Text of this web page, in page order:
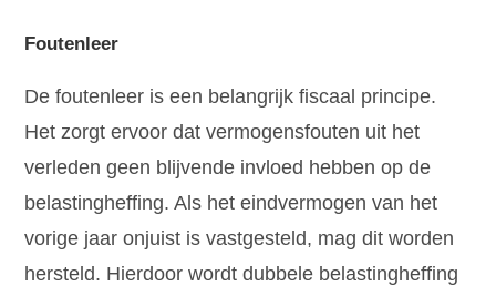
Foutenleer
De foutenleer is een belangrijk fiscaal principe.
Het zorgt ervoor dat vermogensfouten uit het
verleden geen blijvende invloed hebben op de
belastingheffing. Als het eindvermogen van het
vorige jaar onjuist is vastgesteld, mag dit worden
hersteld. Hierdoor wordt dubbele belastingheffing